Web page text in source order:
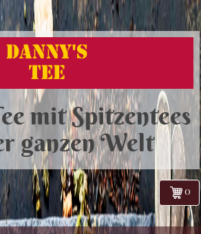
mit Spitzentees
ganzen Welt
0